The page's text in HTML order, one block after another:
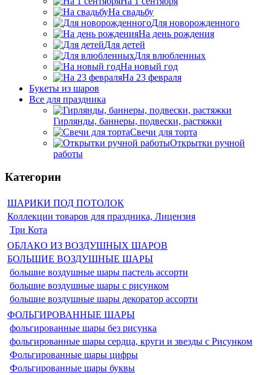
На свадьбу
Для новорожденного
На день рождения
Для детей
Для влюбленных
На новый год
На 23 февраля
Букеты из шаров
Bсе для праздника
Гирлянды, баннеры, подвески, растяжки
Свечи для торта
Открытки ручной
работы
Категории
ШАРИКИ ПОД ПОТОЛОК
Коллекции товаров для праздника, Лицензия
Три Кота
ОБЛАКО ИЗ ВОЗДУШНЫХ ШАРОВ
БОЛЬШИЕ ВОЗДУШНЫЕ ШАРЫ
большие воздушные шары пастель ассорти
большие воздушные шары с рисунком
большие воздушные шары декоратор ассорти
ФОЛЬГИРОВАННЫЕ ШАРЫ
фольгированные шары без рисунка
фольгированные шары сердца, круги и звезды с Рисунком
Фольгированные шары цифры
Фольгированные шары буквы